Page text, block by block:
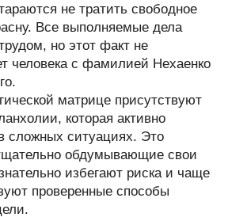
не тратить свободное
Все выполняемые дела
но этот факт не
человека с фамилией Нехаенко
матрице присутствуют
которая активно
сложных ситуациях. Это
обдумывающие свои
избегают риска и чаще
проверенные способы